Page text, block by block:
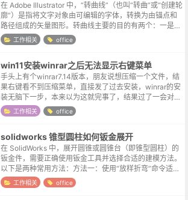
在 Adobe Illustrator 中，“转曲线”（也叫“转曲”或“创建轮
廓”）是指将文字对象由可编辑的字体，转换为由锚点和
路径组成的矢量图形。转曲线主要的目的有两个：一是防
止文件在别的电脑上打开时，因缺少字体导致排版错乱，
这是印...
工作相关 office
win11安装winrar之后无法显示右键菜单
手头上有个winrar7.14版本，朋友说想压缩一个文件，结
果右键看不到压缩菜单，直接发了过去安装，winrar的安
装无脑下一步，本来以为这就完事了，结果过了一会对方
表示还是无法显示。向日葵远程连接看了一下，别说压缩
命令了，啥winr...
工作相关 office
solidworks 锥型圆柱如何钣金展开
在 SolidWorks 中，展开圆锥或圆锥台（即锥型圆柱）的
钣金件，需要正确使用钣金工具并选择合适的建模方法。
以下是两种常用方法：方法一：使用“放样折弯”命令适用
于精确展开锥形或圆锥台钣金件。创建两个草图：在两个
平行基准面上，分别绘...
工作相关 office